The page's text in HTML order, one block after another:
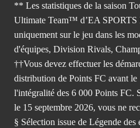
** Les statistiques de la saison
Ultimate Team™ d’EA SPORTS
uniquement sur le jeu dans les
d'équipes, Division Rivals,
††Vous devez effectuer les
distribution de Points FC avant
l'intégralité des 6 000 Points FC.
le 15 septembre 2026, vous ne
§ Sélection issue de Légende